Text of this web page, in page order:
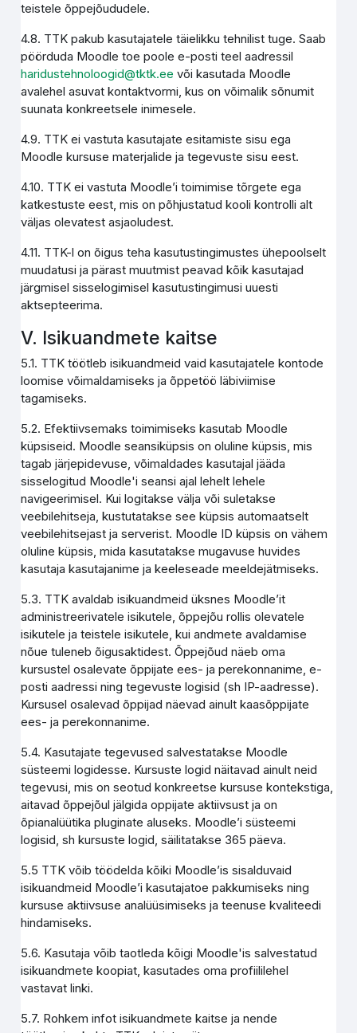
teistele õppejõududele.
4.8. TTK pakub kasutajatele täielikku tehnilist tuge. Saab
pöörduda Moodle toe poole e-posti teel aadressil
haridustehnoloogid@tktk.ee või kasutada Moodle
avalehel asuvat kontaktvormi, kus on võimalik sõnumit
suunata konkreetsele inimesele.
4.9. TTK ei vastuta kasutajate esitamiste sisu ega
Moodle kursuse materjalide ja tegevuste sisu eest.
4.10. TTK ei vastuta Moodle’i toimimise tõrgete ega
katkestuste eest, mis on põhjustatud kooli kontrolli alt
väljas olevatest asjaoludest.
4.11. TTK-l on õigus teha kasutustingimustes ühepoolselt
muudatusi ja pärast muutmist peavad kõik kasutajad
järgmisel sisselogimisel kasutustingimusi uuesti
aktsepteerima.
V. Isikuandmete kaitse
5.1. TTK töötleb isikuandmeid vaid kasutajatele kontode
loomise võimaldamiseks ja õppetöö läbiviimise
tagamiseks.
5.2. Efektiivsemaks toimimiseks kasutab Moodle
küpsiseid. Moodle seansiküpsis on oluline küpsis, mis
tagab järjepidevuse, võimaldades kasutajal jääda
sisselogitud Moodle'i seansi ajal lehelt lehele
navigeerimisel. Kui logitakse välja või suletakse
veebilehitseja, kustutatakse see küpsis automaatselt
veebilehitsejast ja serverist. Moodle ID küpsis on vähem
oluline küpsis, mida kasutatakse mugavuse huvides
kasutaja kasutajanime ja keeleseade meeldejätmiseks.
5.3. TTK avaldab isikuandmeid üksnes Moodle’it
administreerivatele isikutele, õppejõu rollis olevatele
isikutele ja teistele isikutele, kui andmete avaldamise
nõue tuleneb õigusaktidest. Õppejõud näeb oma
kursustel osalevate õppijate ees- ja perekonnanime, e-
posti aadressi ning tegevuste logisid (sh IP-aadresse).
Kursusel osalevad õppijad näevad ainult kaasõppijate
ees- ja perekonnanime.
5.4. Kasutajate tegevused salvestatakse Moodle
süsteemi logidesse. Kursuste logid näitavad ainult neid
tegevusi, mis on seotud konkreetse kursuse kontekstiga,
aitavad õppejõul jälgida oppijate aktiivsust ja on
õpianalüütika pluginate aluseks. Moodle’i süsteemi
logisid, sh kursuste logid, säilitatakse 365 päeva.
5.5 TTK võib töödelda kõiki Moodle’is sisalduvaid
isikuandmeid Moodle’i kasutajatoe pakkumiseks ning
kursuse aktiivsuse analüüsimiseks ja teenuse kvaliteedi
hindamiseks.
5.6. Kasutaja võib taotleda kõigi Moodle'is salvestatud
isikuandmete koopiat, kasutades oma profiililehel
vastavat linki.
5.7. Rohkem infot isikuandmete kaitse ja nende